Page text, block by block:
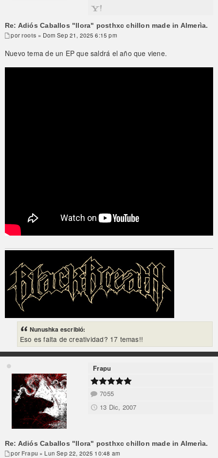
Re: Adiós Caballos "llora" posthxc chillon made in Almerìa.
porroots » Dom Sep 21, 2025 6:15 pm
Nuevo tema de un EP que saldrá el año que viene.
Nunushka escribió:
Eso es falta de creatividad? 17 temas!!
Frapu
7055
13 Dic, 2007
Re: Adiós Caballos "llora" posthxc chillon made in Almerìa.
por Frapu» Lun Sep 22, 2025 10:48 am